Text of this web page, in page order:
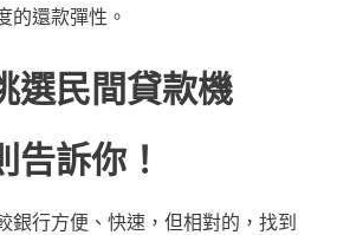
的還款彈性。
選民間貸款機
告訴你！
銀行方便、快速，但相對的，找到